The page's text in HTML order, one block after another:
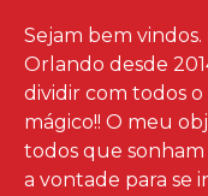
Sejam bem
Orlando desde
dividir com todos
mágico!! O meu
todos que sonham
a vontade para se